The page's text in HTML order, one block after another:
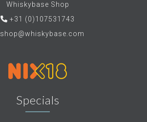
Whiskybase Shop
+31 (0)107531743
shop@whiskybase.com
Specials